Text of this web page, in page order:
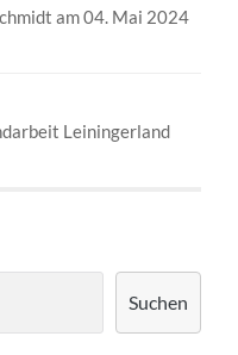
am 04. Mai 2024
Leiningerland
Suchen